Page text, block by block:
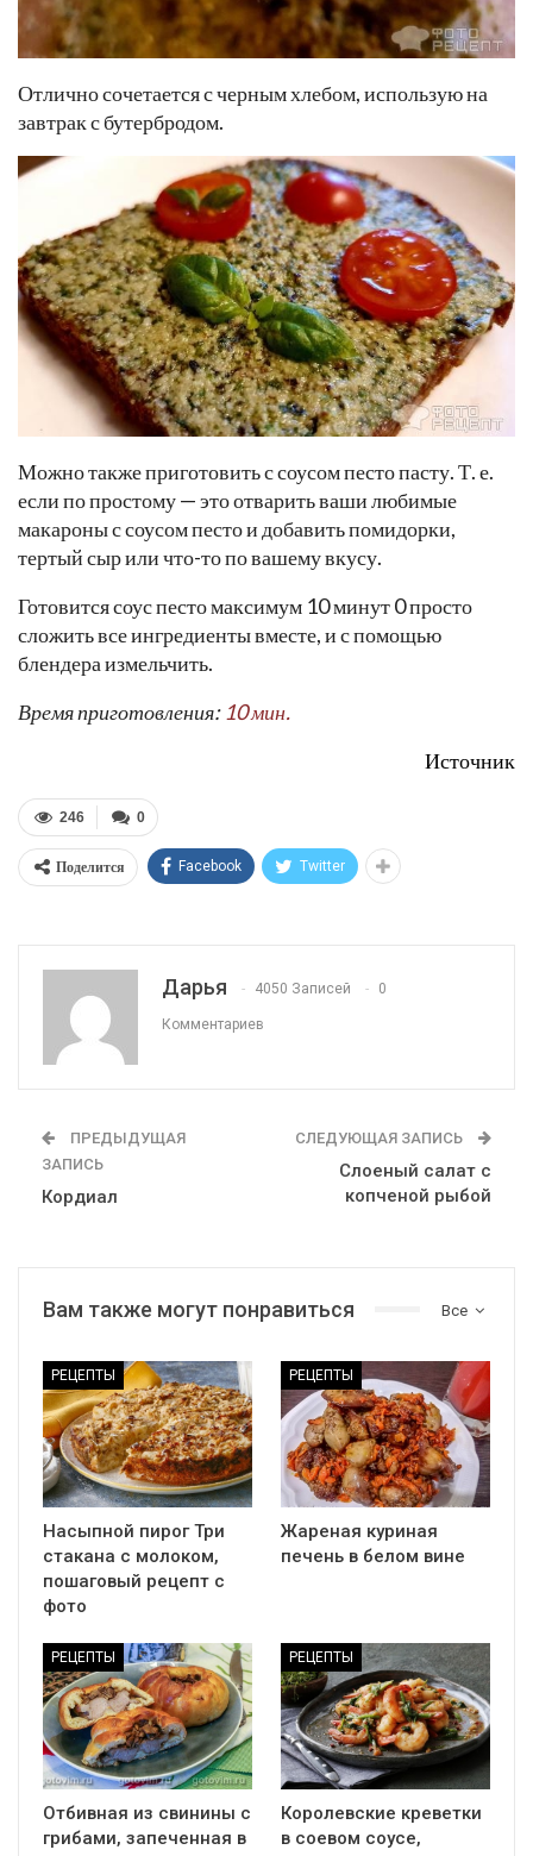
Отлично сочетается с черным хлебом, использую на
завтрак с бутербродом.
Можно также приготовить с соусом песто пасту. Т. е.
если по простому — это отварить ваши любимые
макароны с соусом песто и добавить помидорки,
тертый сыр или что-то по вашему вкусу.
Готовится соус песто максимум 10 минут 0 просто
сложить все ингредиенты вместе, и с помощью
блендера измельчить.
Время приготовления: 10 мин.
Источник
0
246
Поделится Facebook Twitter
Дарья 4050 Записей 0
Комментариев
ПРЕДЫДУЩАЯ
ЗАПИСЬ
Кордиал
СЛЕДУЮЩАЯ ЗАПИСЬ
Слоеный салат с
копченой рыбой
Все
Вам также могут понравиться
РЕЦЕПТЫ
Насыпной пирог Три
стакана с молоком,
пошаговый рецепт с
фото
РЕЦЕПТЫ
Жареная куриная
печень в белом вине
РЕЦЕПТЫ
Отбивная из свинины с
грибами, запеченная в
РЕЦЕПТЫ
Королевские креветки
в соевом соусе,